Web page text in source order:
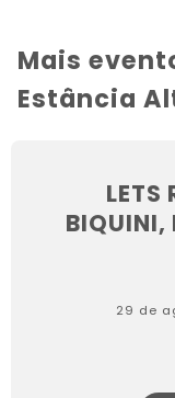
Mais
Estância
LETS
BIQUINI,
29 de